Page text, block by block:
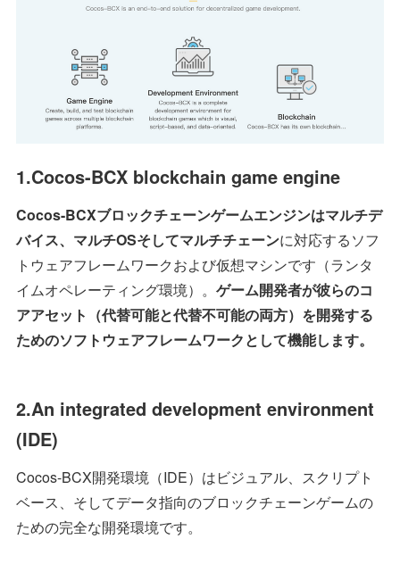
1.Cocos-BCX blockchain game engine
Cocos-BCXブロックチェーンゲームエンジンはマルチデ
バイス、マルチOSそしてマルチチェーンに対応するソフ
トウェアフレームワークおよび仮想マシンです（ランタ
イムオペレーティング環境）。 ゲーム開発者が彼らのコ
アアセット（代替可能と代替不可能の両方）を開発する
ためのソフトウェアフレームワークとして機能します。
2.An integrated development environment
(IDE)
Cocos-BCX開発環境（IDE）はビジュアル、スクリプト
ベース、そしてデータ指向のブロックチェーンゲームの
ための完全な開発環境です。